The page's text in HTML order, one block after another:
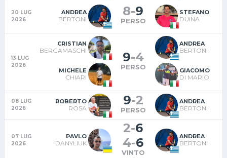
20 LUG
2026
ANDREA
BERTONI
8-9
PERSO
STEFANO
DUINA
13 LUG
2026
CRISTIAN
BERGAMASCHI
MICHELE
CHIARI
9-4
PERSO
ANDREA
BERTONI
GIACOMO
DI MARIO
08 LUG
2026
ROBERTO
ROSA
9-2
PERSO
ANDREA
BERTONI
07 LUG
2026
PAVLO
DANYLIUK
2-6
4-6
VINTO
ANDREA
BERTONI